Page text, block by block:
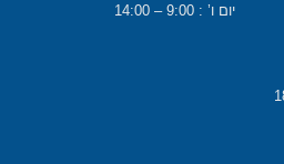
יום ו’ : 9:00 – 14:00